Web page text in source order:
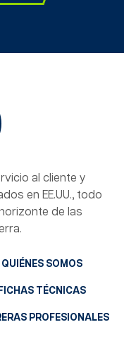
al cliente y
en EE.UU., todo
de las
QUIÉNES SOMOS
FICHAS TÉCNICAS
PROFESIONALES